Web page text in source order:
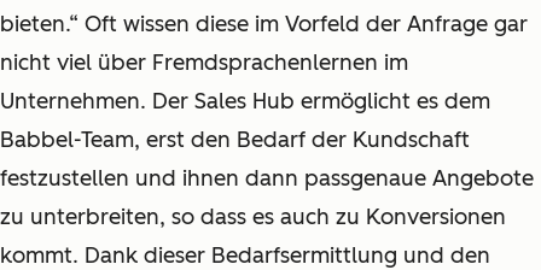
bieten.“ Oft wissen diese im Vorfeld der Anfrage gar
nicht viel über Fremdsprachenlernen im
Unternehmen. Der Sales Hub ermöglicht es dem
Babbel-Team, erst den Bedarf der Kundschaft
festzustellen und ihnen dann passgenaue Angebote
zu unterbreiten, so dass es auch zu Konversionen
kommt. Dank dieser Bedarfsermittlung und den